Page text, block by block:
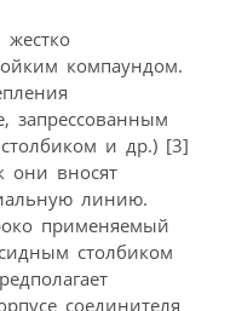
компаундом.
запрессованным
и др.) [3]
они вносят
линию.
применяемый
столбиком
соединителя